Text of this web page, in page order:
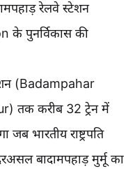
रेलवे स्टेशन
के पुनर्विकास की
(Badampahar
तक करीब 32 ट्रेन में
जब भारतीय राष्ट्रपति
बादामपहाड़ मुर्मू का